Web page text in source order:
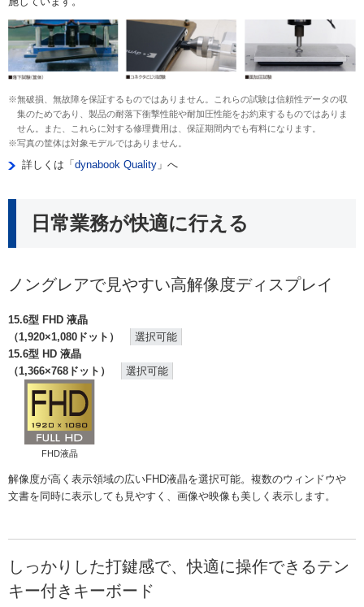
※無破損、無故障を保証するものではありません。これらの試験は信頼性データの収
集のためであり、製品の耐落下衝撃性能や耐加圧性能をお約束するものではありま
せん。また、これらに対する修理費用は、保証期間内でも有料になります。
※写真の筐体は対象モデルではありません。
詳しくは「 dynabook Quality 」へ
日常業務が快適に行える
ノングレアで見やすい高解像度ディスプレイ
15.6型 FHD 液晶
（1,920×1,080ドット）
選択可能
15.6型 HD 液晶
（1,366×768ドット）
選択可能
FHD液晶
解像度が高く表示領域の広いFHD液晶を選択可能。複数のウィンドウや
文書を同時に表示しても見やすく、画像や映像も美しく表示します。
しっかりした打鍵感で、快適に操作できるテン
キー付きキーボード